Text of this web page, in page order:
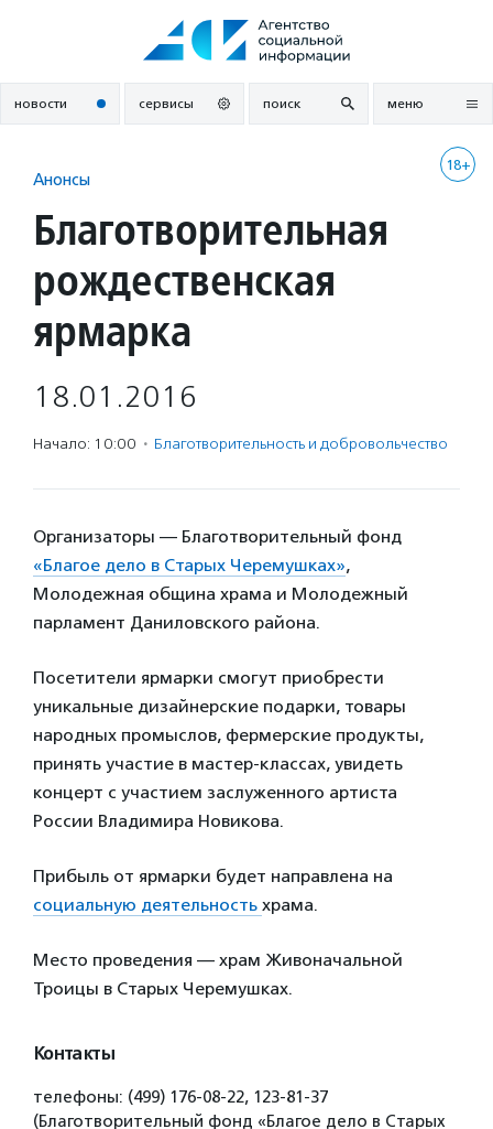
новости сервисы поиск меню
18+
Анонсы
Благотворительная
рождественская
ярмарка
18.01.2016
Начало: 10:00 · Благотвори­тель­ность и доброволь­чест­во
Организаторы — Благотворительный фонд
«Благое дело в Старых Черемушках»,
Молодежная община храма и Молодежный
парламент Даниловского района.
Посетители ярмарки смогут приобрести
уникальные дизайнерские подарки, товары
народных промыслов, фермерские продукты,
принять участие в мастер-классах, увидеть
концерт с участием заслуженного артиста
России Владимира Новикова.
Прибыль от ярмарки будет направлена на
социальную деятельность храма.
Место проведения — храм Живоначальной
Троицы в Старых Черемушках.
Контакты
телефоны: (499) 176-08-22, 123-81-37
(Благотворительный фонд «Благое дело в Старых